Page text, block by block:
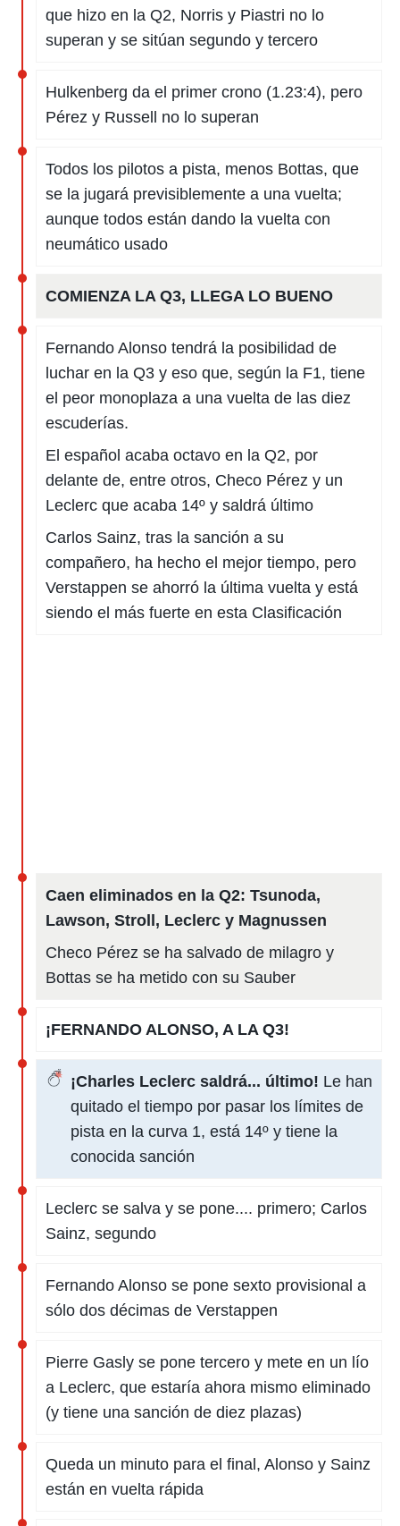
que hizo en la Q2, Norris y Piastri no lo
superan y se sitúan segundo y tercero
Hulkenberg da el primer crono (1.23:4), pero
Pérez y Russell no lo superan
Todos los pilotos a pista, menos Bottas, que
se la jugará previsiblemente a una vuelta;
aunque todos están dando la vuelta con
neumático usado
COMIENZA LA Q3, LLEGA LO BUENO
Fernando Alonso tendrá la posibilidad de
luchar en la Q3 y eso que, según la F1, tiene
el peor monoplaza a una vuelta de las diez
escuderías.
El español acaba octavo en la Q2, por
delante de, entre otros, Checo Pérez y un
Leclerc que acaba 14º y saldrá último
Carlos Sainz, tras la sanción a su
compañero, ha hecho el mejor tiempo, pero
Verstappen se ahorró la última vuelta y está
siendo el más fuerte en esta Clasificación
Caen eliminados en la Q2: Tsunoda,
Lawson, Stroll, Leclerc y Magnussen
Checo Pérez se ha salvado de milagro y
Bottas se ha metido con su Sauber
¡FERNANDO ALONSO, A LA Q3!
¡Charles Leclerc saldrá... último! Le han
quitado el tiempo por pasar los límites de
pista en la curva 1, está 14º y tiene la
conocida sanción
Leclerc se salva y se pone.... primero; Carlos
Sainz, segundo
Fernando Alonso se pone sexto provisional a
sólo dos décimas de Verstappen
Pierre Gasly se pone tercero y mete en un lío
a Leclerc, que estaría ahora mismo eliminado
(y tiene una sanción de diez plazas)
Queda un minuto para el final, Alonso y Sainz
están en vuelta rápida